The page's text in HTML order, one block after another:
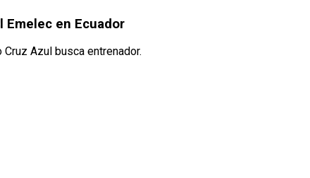
Emelec en Ecuador
Azul busca entrenador.